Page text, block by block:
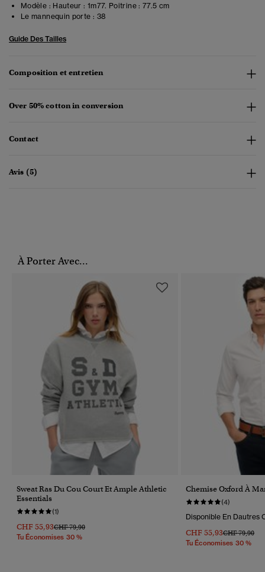
Modèle : Hauteur : 1m77. Poitrine : 77.5 cm
Le mannequin porte : 38
Guide Des Tailles
Composition et entretien
Over 50% cotton in conversion
Contact
Avis (5)
À Porter Avec...
Sweat Ras Du Cou Court Et Ample Athletic
Essentials
(1)
CHF 55,93Prix Réduit De
CHF 79,90À
Tu Économises 30 %
Chemise Oxford À
(4)
Disponible En Dautres
CHF 55,93Prix Réduit De
CHF 79,90À
Tu Économises 30 %